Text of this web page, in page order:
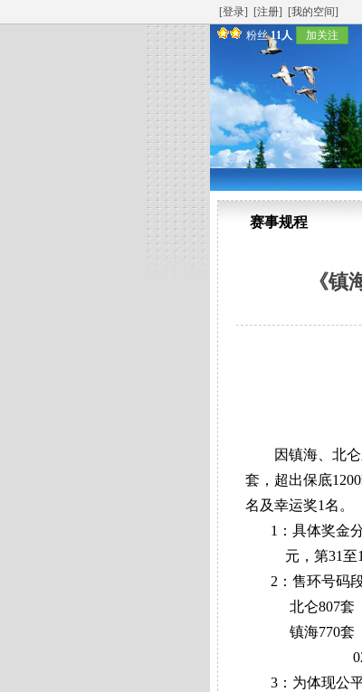
[登录] [注册] [我的空间]
粉丝11人 加关注
赛事规程
《
因镇海、北
套，超出保底1200
名及幸运奖1名。
1 ：具体奖金
元，第31至
2 ：售环号码
北仑807套
镇海770套
3 ：为体现公